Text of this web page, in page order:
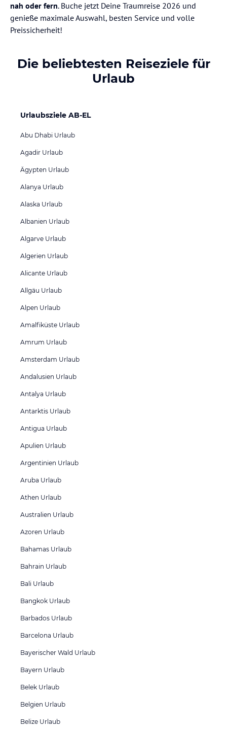
nah oder fern. Buche jetzt Deine Traumreise 2026 und
genieße maximale Auswahl, besten Service und volle
Preissicherheit!
Die beliebtesten Reiseziele für
Urlaub
Urlaubsziele AB-EL
Abu Dhabi Urlaub
Agadir Urlaub
Ägypten Urlaub
Alanya Urlaub
Alaska Urlaub
Albanien Urlaub
Algarve Urlaub
Algerien Urlaub
Alicante Urlaub
Allgäu Urlaub
Alpen Urlaub
Amalfiküste Urlaub
Amrum Urlaub
Amsterdam Urlaub
Andalusien Urlaub
Antalya Urlaub
Antarktis Urlaub
Antigua Urlaub
Apulien Urlaub
Argentinien Urlaub
Aruba Urlaub
Athen Urlaub
Australien Urlaub
Azoren Urlaub
Bahamas Urlaub
Bahrain Urlaub
Bali Urlaub
Bangkok Urlaub
Barbados Urlaub
Barcelona Urlaub
Bayerischer Wald Urlaub
Bayern Urlaub
Belek Urlaub
Belgien Urlaub
Belize Urlaub